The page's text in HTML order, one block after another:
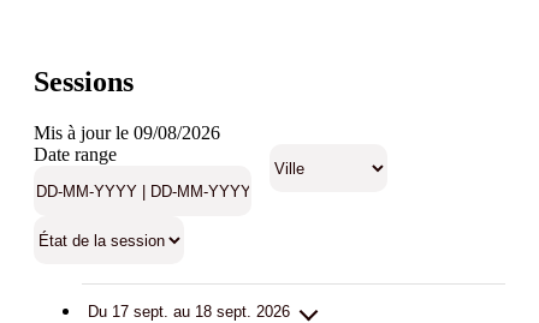
Sessions
Mis à jour le 09/08/2026
Date range
Du 17 sept. au 18 sept. 2026